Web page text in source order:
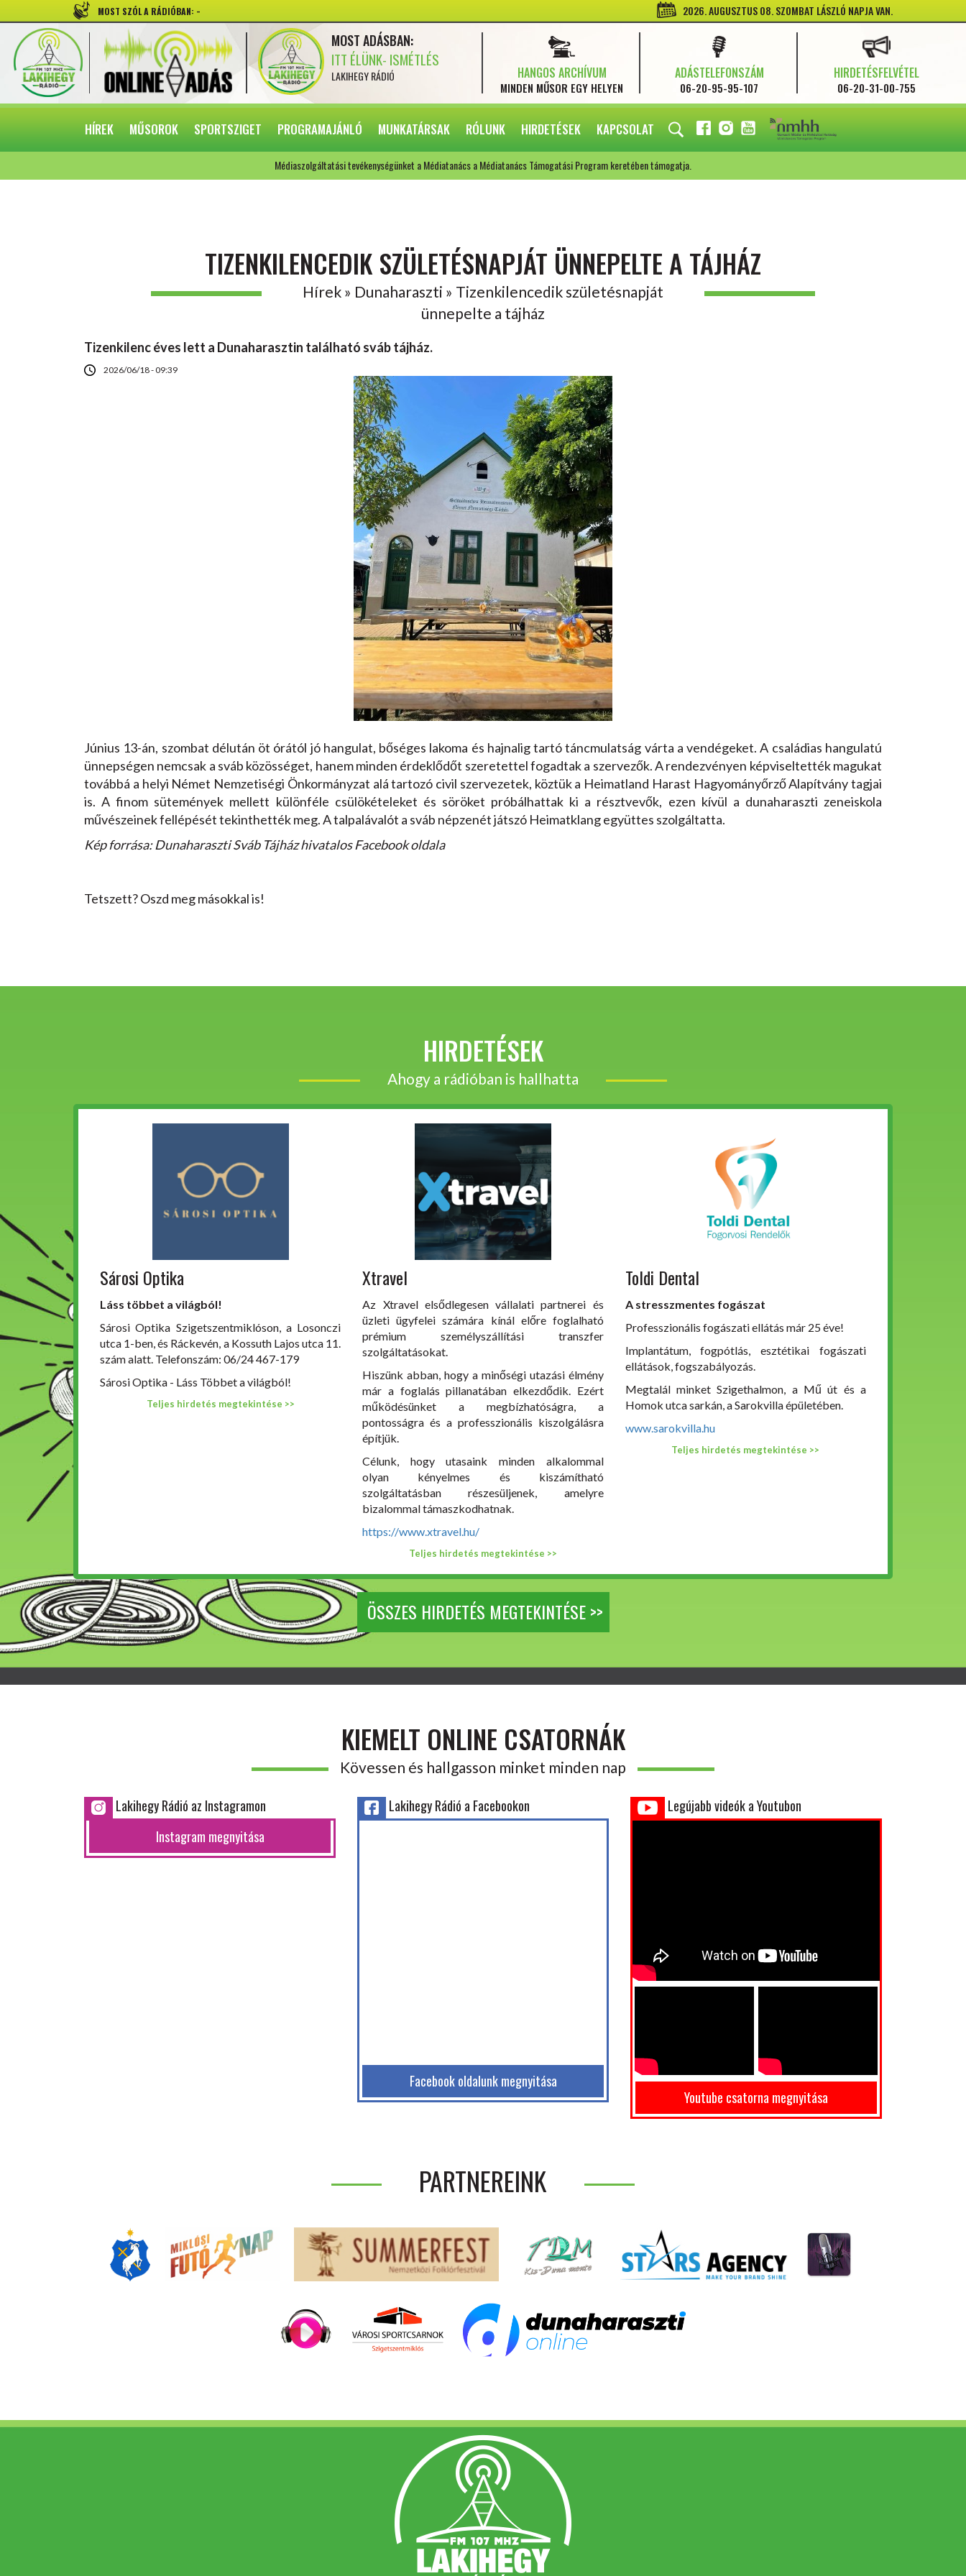
MOST SZÓL A RÁDIÓBAN: - 2026. AUGUSZTUS 08. SZOMBAT LÁSZLÓ NAPJA VAN.
MOST ADÁSBAN:
ITT ÉLÜNK- ISMÉTLÉS
LAKIHEGY RÁDIÓ HANGOS ARCHÍVUM
MINDEN MŰSOR EGY HELYEN
ADÁSTELEFONSZÁM
06-20-95-95-107
HIRDETÉSFELVÉTEL
06-20-31-00-755
HÍREK MŰSOROK SPORTSZIGET PROGRAMAJÁNLÓ MUNKATÁRSAK RÓLUNK HIRDETÉSEK KAPCSOLAT FACEBOOK
INSTAGRAM
YOUTUBE
Médiaszolgáltatási tevékenységünket a Médiatanács a Médiatanács Támogatási Program keretében támogatja.
TIZENKILENCEDIK SZÜLETÉSNAPJÁT ÜNNEPELTE A TÁJHÁZ
Hírek » Dunaharaszti » Tizenkilencedik születésnapját
ünnepelte a tájház
Tizenkilenc éves lett a Dunaharasztin található sváb tájház.
2026/06/18 - 09:39
Június 13-án, szombat délután öt órától jó hangulat, bőséges lakoma és hajnalig tartó táncmulatság várta a vendégeket. A családias hangulatú
ünnepségen nemcsak a sváb közösséget, hanem minden érdeklődőt szeretettel fogadtak a szervezők. A rendezvényen képviseltették magukat
továbbá a helyi Német Nemzetiségi Önkormányzat alá tartozó civil szervezetek, köztük a Heimatland Harast Hagyományőrző Alapítvány tagjai
is. A finom sütemények mellett különféle csülökételeket és söröket próbálhattak ki a résztvevők, ezen kívül a dunaharaszti zeneiskola
művészeinek fellépését tekinthették meg. A talpalávalót a sváb népzenét játszó Heimatklang együttes szolgáltatta.
Kép forrása: Dunaharaszti Sváb Tájház hivatalos Facebook oldala
Tetszett? Oszd meg másokkal is!
HIRDETÉSEK
Ahogy a rádióban is hallhatta
Sárosi Optika
Láss többet a világból!
Sárosi Optika Szigetszentmiklóson, a Losonczi
utca 1-ben, és Ráckevén, a Kossuth Lajos utca 11.
szám alatt. Telefonszám: 06/24 467-179
Sárosi Optika - Láss Többet a világból!
Teljes hirdetés megtekintése >>
Xtravel
Az Xtravel elsődlegesen vállalati partnerei és
üzleti ügyfelei számára kínál előre foglalható
prémium személyszállítási transzfer
szolgáltatásokat.
Hiszünk abban, hogy a minőségi utazási élmény
már a foglalás pillanatában elkezdődik. Ezért
működésünket a megbízhatóságra, a
pontosságra és a professzionális kiszolgálásra
építjük.
Célunk, hogy utasaink minden alkalommal
olyan kényelmes és kiszámítható
szolgáltatásban részesüljenek, amelyre
bizalommal támaszkodhatnak.
https://www.xtravel.hu/
Teljes hirdetés megtekintése >>
Toldi Dental
A stresszmentes fogászat
Professzionális fogászati ellátás már 25 éve!
Implantátum, fogpótlás, esztétikai fogászati
ellátások, fogszabályozás.
Megtalál minket Szigethalmon, a Mű út és a
Homok utca sarkán, a Sarokvilla épületében.
www.sarokvilla.hu
Teljes hirdetés megtekintése >>
ÖSSZES HIRDETÉS MEGTEKINTÉSE >>
KIEMELT ONLINE CSATORNÁK
Kövessen és hallgasson minket minden nap
Lakihegy Rádió az Instagramon
Instagram megnyitása
Lakihegy Rádió a Facebookon
Facebook oldalunk megnyitása
Legújabb videók a Youtubon
Youtube csatorna megnyitása
PARTNEREINK